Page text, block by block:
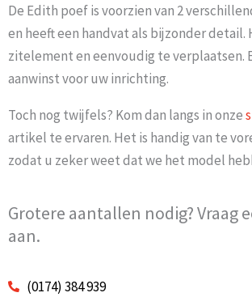
De Edith poef is voorzien van 2
en heeft een handvat als bijzonder detail.
zitelement en eenvoudig te verplaatsen.
aanwinst voor uw inrichting.
Toch nog twijfels? Kom dan langs in onze
artikel te ervaren. Het is handig van te
zodat u zeker weet dat we het model
Grotere aantallen nodig? Vraag
aan.
(0174) 384 939